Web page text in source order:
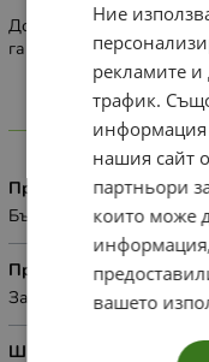
Доставка 2-4 седмици
гаранция.
Произход
България
Приложение
За дома
Широчина
Ние
рекламите
трафик.
информация
нашия сайт
партньори
които може
вашето